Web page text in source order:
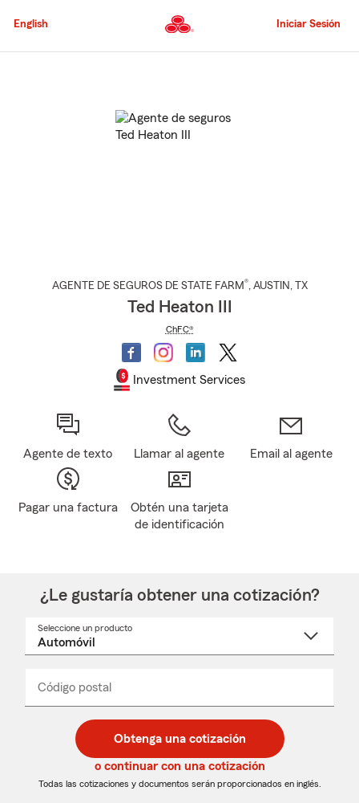
al
principal
English Iniciar Sesión
AGENTE DE SEGUROS DE STATE FARM®, AUSTIN , TX
Ted Heaton III
ChFC®
Investment Services
Agente de texto Llamar al agente Email al agente
Pagar una factura
Obtén una tarjeta
de identificación
¿Le gustaría obtener una cotización?
Seleccione un producto
desplegable
Código postal
de
5
dígitos
de
5
dígitos
_____
Obtenga una cotización
o continuar con una cotización
Todas las cotizaciones y documentos serán proporcionados en inglés.